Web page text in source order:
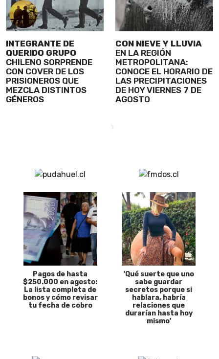
INTEGRANTE DE
QUERIDO GRUPO
CHILENO SORPRENDE
CON COVER DE LOS
PRISIONEROS QUE
MEZCLA DISTINTOS
GÉNEROS
CON NIEVE Y LLUVIA
EN LA REGIÓN
METROPOLITANA:
CONOCE EL HORARIO DE
LAS PRECIPITACIONES
DE HOY VIERNES 7 DE
AGOSTO
Pagos de hasta
$250.000 en agosto:
La lista completa de
bonos y cómo revisar
tu fecha de cobro
'Qué suerte que uno
sabe guardar
secretos porque si
hablara, habría
relaciones que
durarían hasta hoy
mismo'